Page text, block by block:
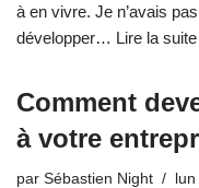
à en vivre. Je n’avais
développer… Lire la
Comment
à votre
par Sébastien Night lun